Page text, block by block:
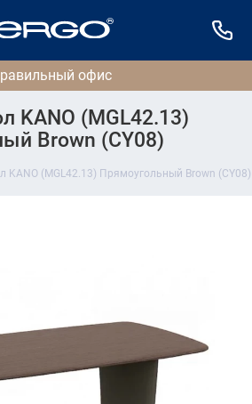
KANO (MGL42.13)
Brown (CY08)
KANO (MGL42.13) Прямоугольный Brown (CY08)